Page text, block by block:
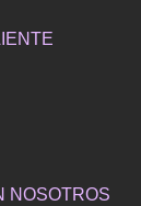
NOSOTROS